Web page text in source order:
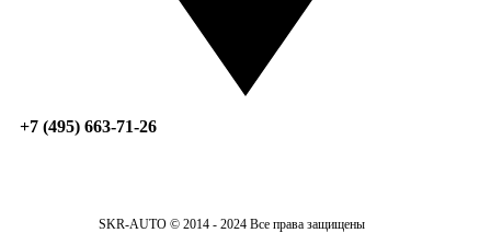
+7 (495) 663-71-26
SKR-AUTO © 2014 - 2024 Все права защищены